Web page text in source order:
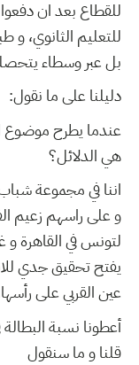
للتعليم الثانوي، و
بل عبر وسطاء
دليلنا على ما نقول:
عندما يطرح موضوع
هي الدلائل؟
اننا في مجموعة
و على راسهم زعيم
لتونس في القاهرة و
يفتح تحقيق جدي
عين القربي على
قلنا و ما سنقول